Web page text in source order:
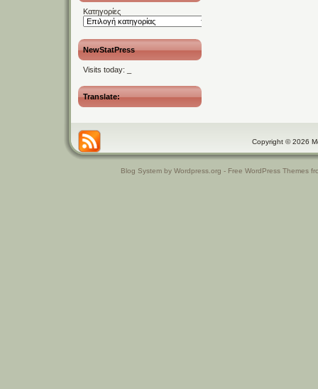
Kατηγορίες
NewStatPress
Visits today:
Translate:
Copyright © 2026
Blog System by Wordpress.org - Free WordPress Themes